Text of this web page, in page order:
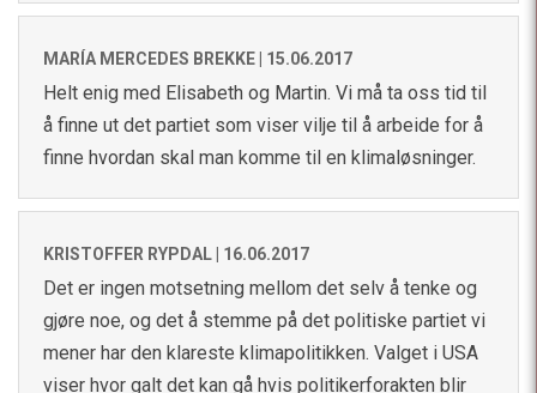
MARÍA MERCEDES BREKKE | 15.06.2017
Helt enig med Elisabeth og Martin. Vi må ta oss tid til
å finne ut det partiet som viser vilje til å arbeide for å
finne hvordan skal man komme til en klimaløsninger.
KRISTOFFER RYPDAL | 16.06.2017
Det er ingen motsetning mellom det selv å tenke og
gjøre noe, og det å stemme på det politiske partiet vi
mener har den klareste klimapolitikken. Valget i USA
viser hvor galt det kan gå hvis politikerforakten blir